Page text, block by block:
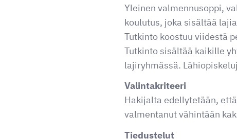
Yleinen valmennusoppi,
koulutus, joka sisältää
Tutkinto koostuu viidestä
Tutkinto sisältää kaikille
lajiryhmässä.
Valintakriteeri
Hakijalta edellytetään,
valmentanut vähintään
Tiedustelut